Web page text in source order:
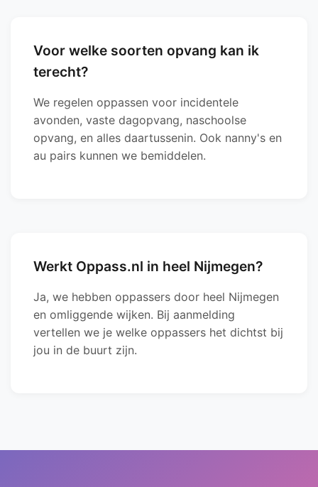
Voor welke soorten opvang kan ik
terecht?
We regelen oppassen voor incidentele
avonden, vaste dagopvang, naschoolse
opvang, en alles daartussenin. Ook nanny's en
au pairs kunnen we bemiddelen.
Werkt Oppass.nl in heel Nijmegen?
Ja, we hebben oppassers door heel Nijmegen
en omliggende wijken. Bij aanmelding
vertellen we je welke oppassers het dichtst bij
jou in de buurt zijn.